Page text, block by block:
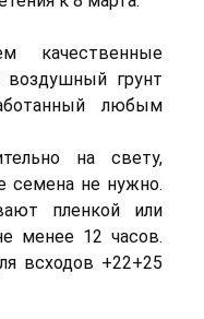
качественные
грунт
любым
на свету,
семена не нужно.
пленкой или
менее 12 часов.
всходов +22+25